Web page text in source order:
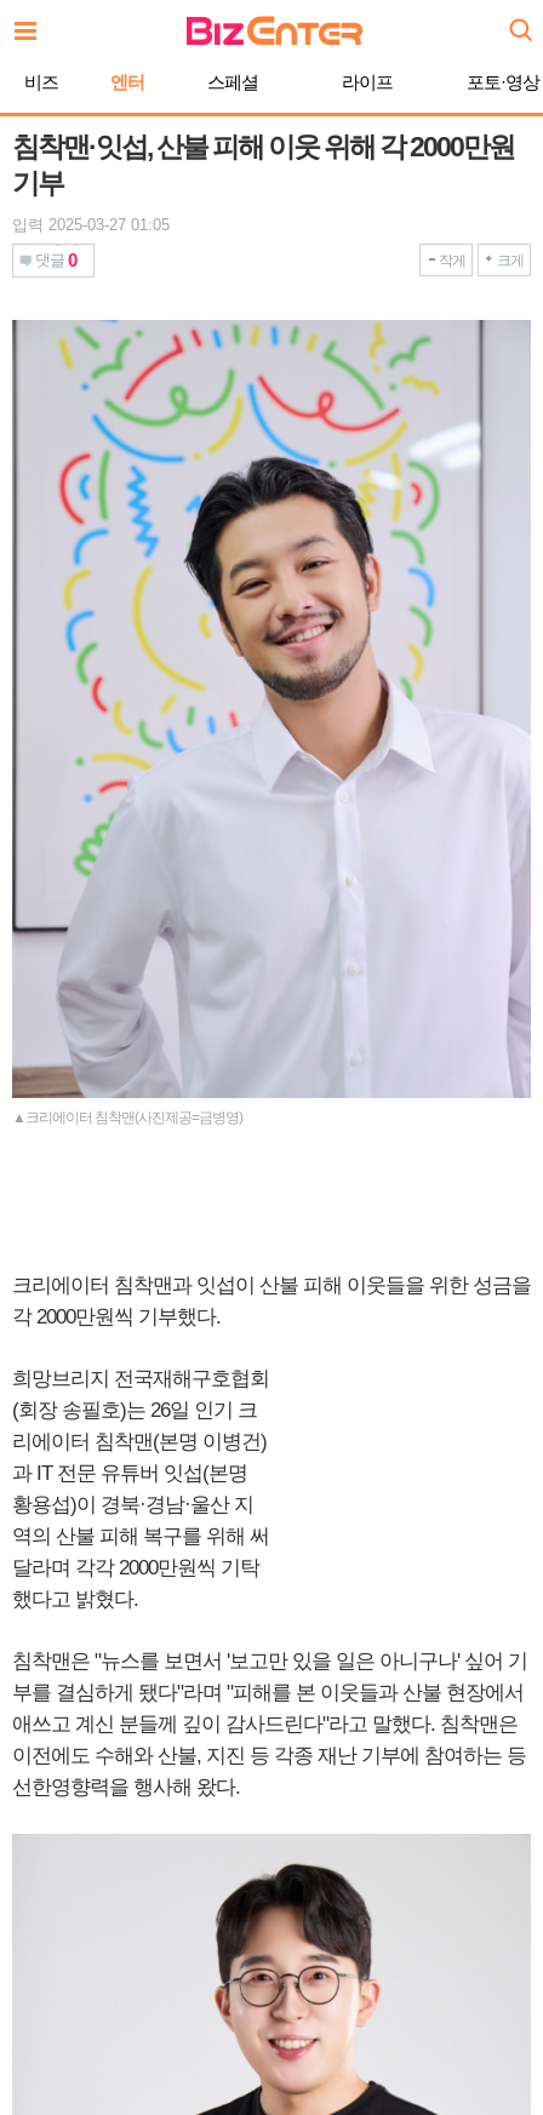
문
비즈 엔터 스페셜 라이프 포토·영상
침착맨·잇섭, 산불 피해 이웃 위해 각 2000만원
기부
입력 2025-03-27 01:05
댓글 0 작게 크게
▲크리에이터 침착맨(사진제공=금병영)
크리에이터 침착맨과 잇섭이 산불 피해 이웃들을 위한 성금을
각 2000만원씩 기부했다.
희망브리지 전국재해구호협회
(회장 송필호)는 26일 인기 크
리에이터 침착맨(본명 이병건)
과 IT 전문 유튜버 잇섭(본명
황용섭)이 경북·경남·울산 지
역의 산불 피해 복구를 위해 써
달라며 각각 2000만원씩 기탁
했다고 밝혔다.
침착맨은 "뉴스를 보면서 '보고만 있을 일은 아니구나' 싶어 기
부를 결심하게 됐다"라며 "피해를 본 이웃들과 산불 현장에서
애쓰고 계신 분들께 깊이 감사드린다"라고 말했다. 침착맨은
이전에도 수해와 산불, 지진 등 각종 재난 기부에 참여하는 등
선한영향력을 행사해 왔다.